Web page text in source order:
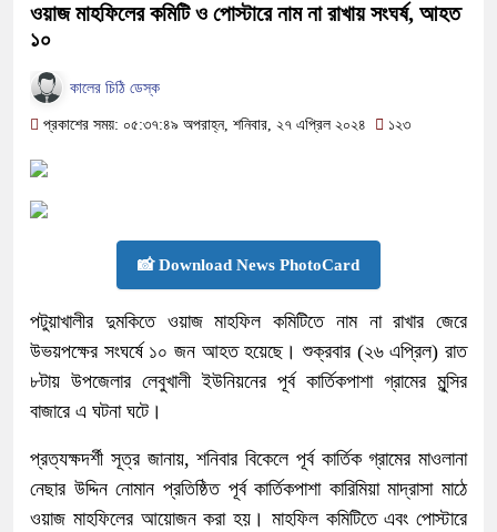
ওয়াজ মাহফিলের কমিটি ও পোস্টারে নাম না রাখায় সংঘর্ষ, আহত
১০
কালের চিঠি ডেস্ক
প্রকাশের সময়: ০৫:৩৭:৪৯ অপরাহ্ন, শনিবার, ২৭ এপ্রিল ২০২৪ ১২৩
📸 Download News PhotoCard
পটুয়াখালীর দুমকিতে ওয়াজ মাহফিল কমিটিতে নাম না রাখার জেরে
উভয়পক্ষের সংঘর্ষে ১০ জন আহত হয়েছে। শুক্রবার (২৬ এপ্রিল) রাত
৮টায় উপজেলার লেবুখালী ইউনিয়নের পূর্ব কার্তিকপাশা গ্রামের মুন্সির
বাজারে এ ঘটনা ঘটে।
প্রত্যক্ষদর্শী সূত্র জানায়, শনিবার বিকেলে পূর্ব কার্তিক গ্রামের মাওলানা
নেছার উদ্দিন নোমান প্রতিষ্ঠিত পূর্ব কার্তিকপাশা কারিমিয়া মাদ্রাসা মাঠে
ওয়াজ মাহফিলের আয়োজন করা হয়। মাহফিল কমিটিতে এবং পোস্টারে